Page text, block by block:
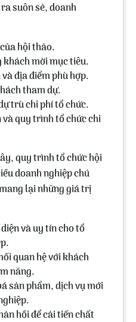
suôn sẻ, doanh
hội thảo.
khách mời mục tiêu.
địa điểm phù hợp.
tham dự.
trù chi phí tổ chức.
quy trình tổ chức chi
quy trình tổ chức hội
doanh nghiệp chú
lại những giá trị
và uy tín cho tổ
quan hệ với khách
năng.
sản phẩm, dịch vụ mới
hồi để cải tiến chất